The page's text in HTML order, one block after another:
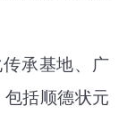
承基地、广
括顺德状元